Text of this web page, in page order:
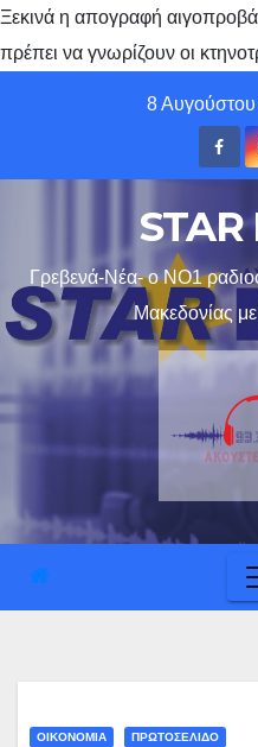
Ξεκινά η απογραφή
πρέπει να γνωρίζουν οι
8
STAR
Γρεβενά-Νέα- ο ΝΟ1
Μακεδονίας
ΟΙΚΟΝΟΜΙΑ ΠΡΩΤΟΣΕΛΙΔΟ